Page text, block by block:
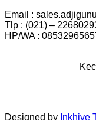
Email :
Tlp : (021) –
HP/WA :
Designed by Inkhive